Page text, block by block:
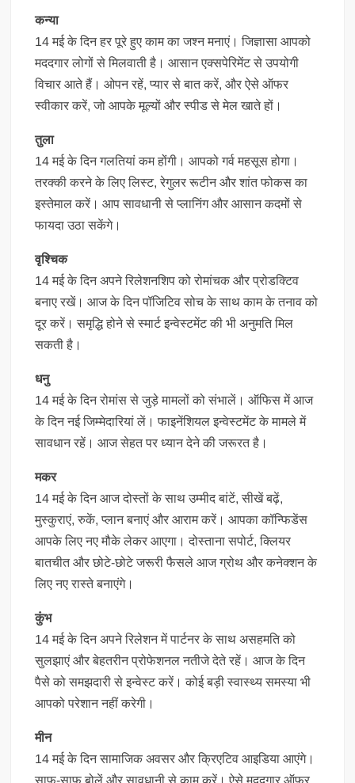
कन्या
14 मई के दिन हर पूरे हुए काम का जश्न मनाएं। जिज्ञासा आपको
मददगार लोगों से मिलवाती है। आसान एक्सपेरिमेंट से उपयोगी
विचार आते हैं। ओपन रहें, प्यार से बात करें, और ऐसे ऑफर
स्वीकार करें, जो आपके मूल्यों और स्पीड से मेल खाते हों।
तुला
14 मई के दिन गलतियां कम होंगी। आपको गर्व महसूस होगा।
तरक्की करने के लिए लिस्ट, रेगुलर रूटीन और शांत फोकस का
इस्तेमाल करें। आप सावधानी से प्लानिंग और आसान कदमों से
फायदा उठा सकेंगे।
वृश्चिक
14 मई के दिन अपने रिलेशनशिप को रोमांचक और प्रोडक्टिव
बनाए रखें। आज के दिन पॉजिटिव सोच के साथ काम के तनाव को
दूर करें। समृद्धि होने से स्मार्ट इन्वेस्टमेंट की भी अनुमति मिल
सकती है।
धनु
14 मई के दिन रोमांस से जुड़े मामलों को संभालें। ऑफिस में आज
के दिन नई जिम्मेदारियां लें। फाइनेंशियल इन्वेस्टमेंट के मामले में
सावधान रहें। आज सेहत पर ध्यान देने की जरूरत है।
मकर
14 मई के दिन आज दोस्तों के साथ उम्मीद बांटें, सीखें बढ़ें,
मुस्कुराएं, रुकें, प्लान बनाएं और आराम करें। आपका कॉन्फिडेंस
आपके लिए नए मौके लेकर आएगा। दोस्ताना सपोर्ट, क्लियर
बातचीत और छोटे-छोटे जरूरी फैसले आज ग्रोथ और कनेक्शन के
लिए नए रास्ते बनाएंगे।
कुंभ
14 मई के दिन अपने रिलेशन में पार्टनर के साथ असहमति को
सुलझाएं और बेहतरीन प्रोफेशनल नतीजे देते रहें। आज के दिन
पैसे को समझदारी से इन्वेस्ट करें। कोई बड़ी स्वास्थ्य समस्या भी
आपको परेशान नहीं करेगी।
मीन
14 मई के दिन सामाजिक अवसर और क्रिएटिव आइडिया आएंगे।
साफ-साफ बोलें और सावधानी से काम करें। ऐसे मददगार ऑफर